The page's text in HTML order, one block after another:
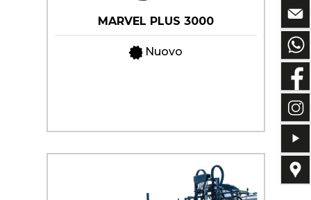
MARVEL PLUS 3000
Nuovo